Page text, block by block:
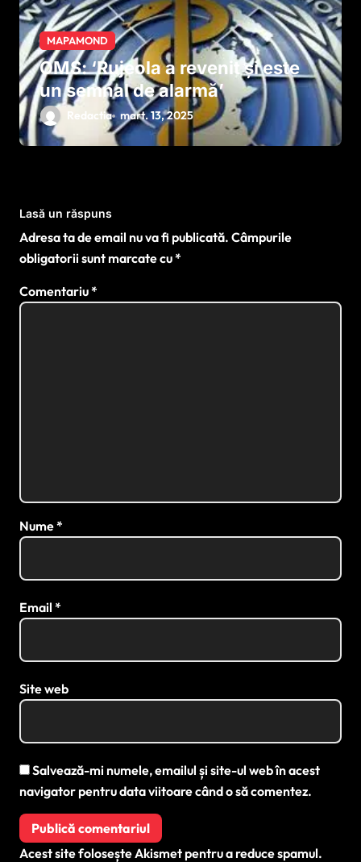
MAPAMOND
OMS: ‘Rujeola a revenit și este
un semnal de alarmă’
Redactia mart. 13, 2025
Lasă un răspuns
Adresa ta de email nu va fi publicată. Câmpurile
obligatorii sunt marcate cu*
Comentariu*
Nume*
Email *
Site web
Salvează-mi numele, emailul și site-ul web în acest
navigator pentru data viitoare când o să comentez.
Acest site folosește Akismet pentru a reduce spamul.